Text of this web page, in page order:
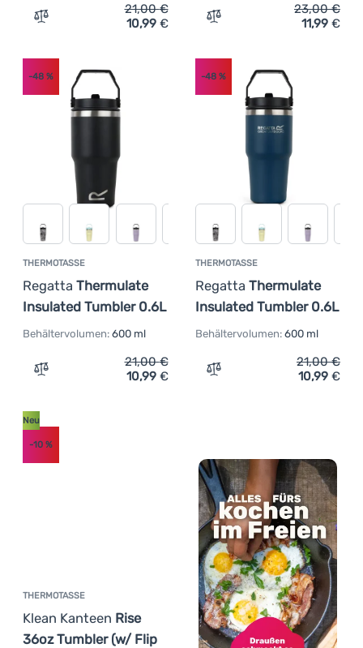
Zum Vergleich 'Thermotasse Regatta Thermulate
21,00€
10,99 € Zum Vergleich
23,00€
11,99 €
THERMOTASSE
Regatta Thermulate
Insulated Tumbler 0.6L
-48 %
Behältervolumen: 600 ml
Zum Vergleich 'Thermotasse Regatta Thermulate
21,00€
10,99 €
THERMOTASSE
Regatta Thermulate
Insulated Tumbler 0.6L
-48%
Behältervolumen: 600 ml
Zum Vergleich
21,00€
10,99 €
THERMOTASSE
Klean Kanteen Rise
36oz Tumbler (w/ Flip
Neu
-10 %